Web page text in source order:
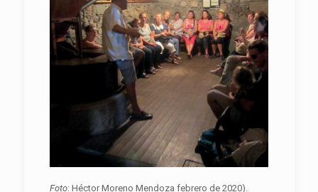
Foto: Héctor Moreno Mendoza febrero de 2020).